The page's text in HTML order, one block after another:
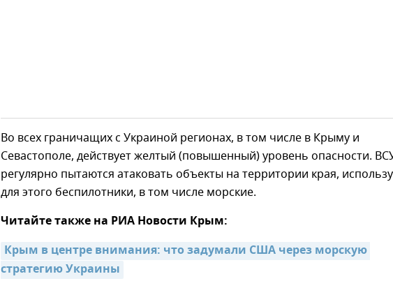
Во всех граничащих с Украиной регионах, в том числе в Крыму и
Севастополе, действует желтый (повышенный) уровень опасности.
регулярно пытаются атаковать объекты на территории края,
для этого беспилотники, в том числе морские.
Читайте также на РИА Новости Крым:
Крым в центре внимания: что задумали США через морскую
стратегию Украины